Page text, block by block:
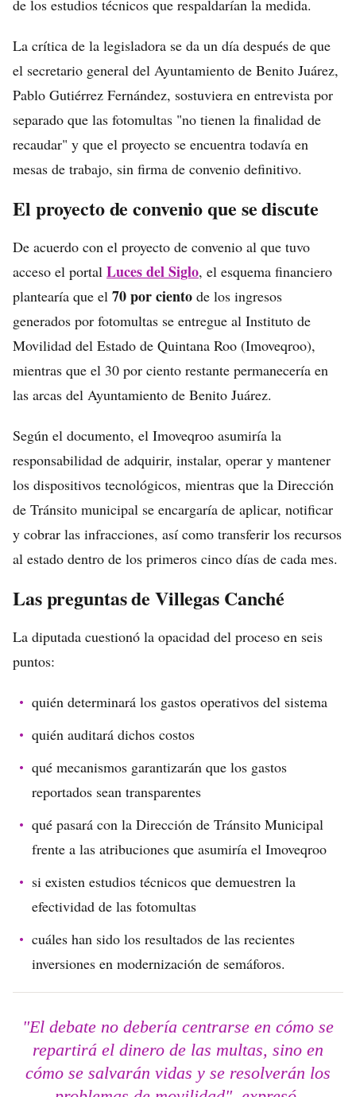
de los estudios técnicos que respaldarían la medida.
La crítica de la legisladora se da un día después de que
el secretario general del Ayuntamiento de Benito Juárez,
Pablo Gutiérrez Fernández, sostuviera en entrevista por
separado que las fotomultas "no tienen la finalidad de
recaudar" y que el proyecto se encuentra todavía en
mesas de trabajo, sin firma de convenio definitivo.
El proyecto de convenio que se discute
De acuerdo con el proyecto de convenio al que tuvo
acceso el portal Luces del Siglo, el esquema financiero
plantearía que el 70 por ciento de los ingresos
generados por fotomultas se entregue al Instituto de
Movilidad del Estado de Quintana Roo (Imoveqroo),
mientras que el 30 por ciento restante permanecería en
las arcas del Ayuntamiento de Benito Juárez.
Según el documento, el Imoveqroo asumiría la
responsabilidad de adquirir, instalar, operar y mantener
los dispositivos tecnológicos, mientras que la Dirección
de Tránsito municipal se encargaría de aplicar, notificar
y cobrar las infracciones, así como transferir los recursos
al estado dentro de los primeros cinco días de cada mes.
Las preguntas de Villegas Canché
La diputada cuestionó la opacidad del proceso en seis
puntos:
quién determinará los gastos operativos del sistema
quién auditará dichos costos
qué mecanismos garantizarán que los gastos
reportados sean transparentes
qué pasará con la Dirección de Tránsito Municipal
frente a las atribuciones que asumiría el Imoveqroo
si existen estudios técnicos que demuestren la
efectividad de las fotomultas
cuáles han sido los resultados de las recientes
inversiones en modernización de semáforos.
"El debate no debería centrarse en cómo se
repartirá el dinero de las multas, sino en
cómo se salvarán vidas y se resolverán los